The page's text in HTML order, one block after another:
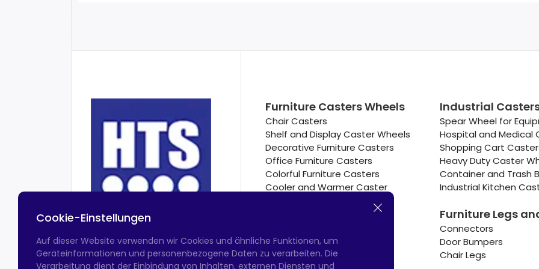
Furniture Casters Wheels
Chair Casters
Shelf and Display Caster Wheels
Decorative Furniture Casters
Office Furniture Casters
Colorful Furniture Casters
Cooler and Warmer Caster
Hotel Equipment Casters
Industrial
Spear Wheel for
Hospital and Medical
Shopping Cart
Heavy Duty Caster
Container and Trash
Industrial Kitchen
Furniture Legs
Connectors
Door Bumpers
Chair Legs
Cookie-Einstellungen
Auf dieser Website verwenden wir Cookies und ähnliche Funktionen, um
Geräteinformationen und personenbezogene Daten zu verarbeiten. Die
Verarbeitung dient der Einbindung von Inhalten, externen Diensten und